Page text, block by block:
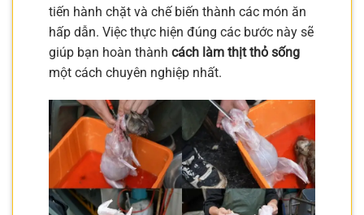
tiến hành chặt và chế biến thành các món ăn
hấp dẫn. Việc thực hiện đúng các bước này sẽ
giúp bạn hoàn thành cách làm thịt thỏ sống
một cách chuyên nghiệp nhất.